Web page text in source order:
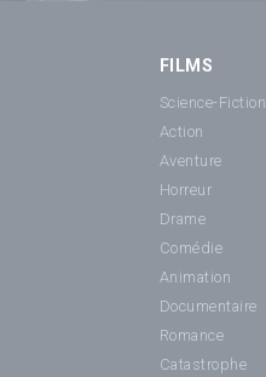
FILMS
Science-Fiction
Action
Aventure
Horreur
Drame
Comédie
Animation
Documentaire
Romance
Catastrophe